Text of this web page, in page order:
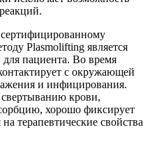
Plasmolifting является
для пациента. Во время
с окружающей
и инфицирования.
свертыванию крови,
хорошо фиксирует
терапевтические свойства